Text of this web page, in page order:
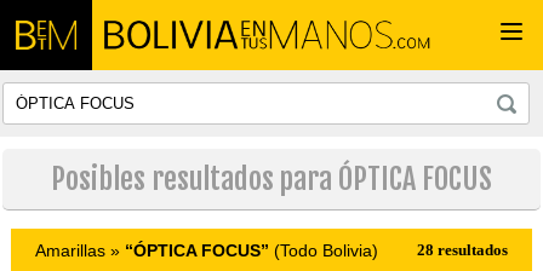
Posibles resultados para ÓPTICA FOCUS
Amarillas » “ÓPTICA FOCUS” (Todo Bolivia) 28 resultados